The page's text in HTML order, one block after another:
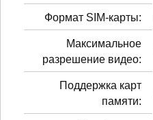
Формат SIM-карты:
Максимальное
разрешение видео:
Поддержка карт
памяти: